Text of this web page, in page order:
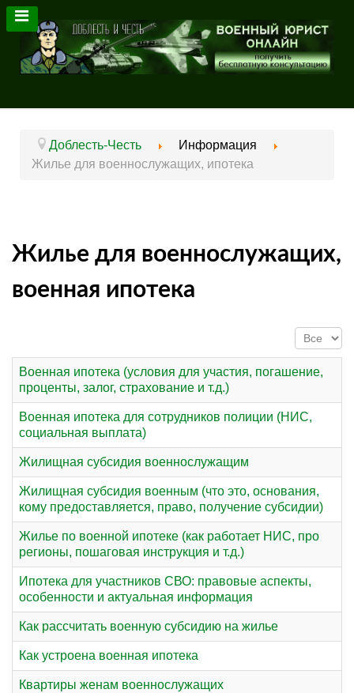
Доблесть-Честь
Информация
Жилье для военнослужащих, ипотека
Жилье для военнослужащих,
военная ипотека
Кол-во
Военная ипотека (условия для участия, погашение,
проценты, залог, страхование и т.д.)
Военная ипотека для сотрудников полиции (НИС,
социальная выплата)
Жилищная субсидия военнослужащим
Жилищная субсидия военным (что это, основания,
кому предоставляется, право, получение субсидии)
Жилье по военной ипотеке (как работает НИС, про
регионы, пошаговая инструкция и т.д.)
Ипотека для участников СВО: правовые аспекты,
особенности и актуальная информация
Как рассчитать военную субсидию на жилье
Как устроена военная ипотека
Квартиры женам военнослужащих